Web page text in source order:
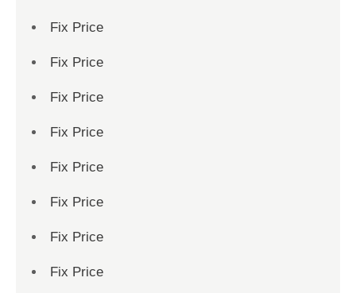
Fix Price
Fix Price
Fix Price
Fix Price
Fix Price
Fix Price
Fix Price
Fix Price